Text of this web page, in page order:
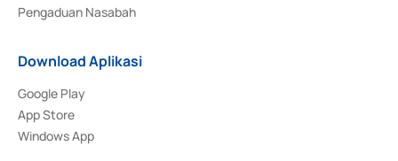
Pengaduan Nasabah
Download Aplikasi
Google Play
App Store
Windows App